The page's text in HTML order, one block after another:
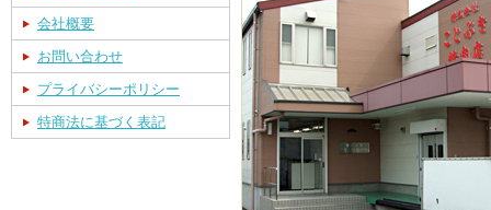
会社概要
お問い合わせ
プライバシーポリシー
特商法に基づく表記